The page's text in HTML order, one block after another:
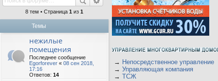
8 тем • Страница 1 из 1
Темы
нежилые
помещения
Последнее сообщение
Egorforever « 08 сен 2018,
17:16
Ответов: 14
→ Непосредственное управление
→ Управляющая компания
→ ТСЖ